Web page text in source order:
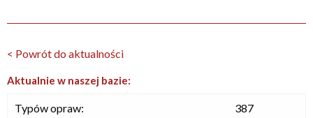
< Powrót do aktualności
Aktualnie w naszej bazie:
Typów opraw: 387